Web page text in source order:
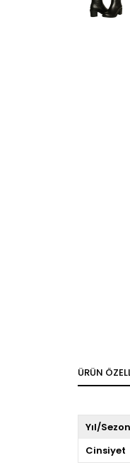
ÜRÜN
Yıl/Sezon
Cinsiyet